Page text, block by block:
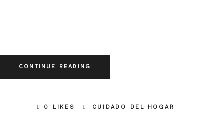
CONTINUE READING
0 LIKES CUIDADO DEL HOGAR